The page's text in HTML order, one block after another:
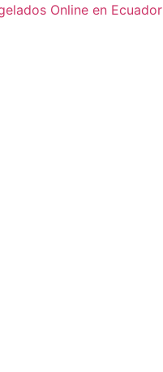
Online en Ecuador